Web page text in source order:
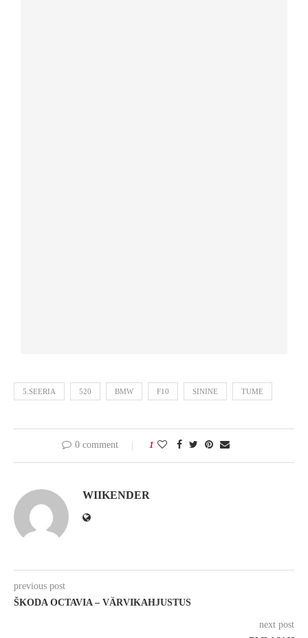
5.SEERIA 520 BMW F10 SININE TUME
0 comment 1
WIIKENDER
previous post
ŠKODA OCTAVIA – VÄRVIKAHJUSTUS
next post